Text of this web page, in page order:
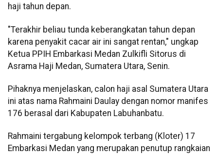
haji tahun depan.
"Terakhir beliau tunda keberangkatan tahun depan
karena penyakit cacar air ini sangat rentan," ungkap
Ketua PPIH Embarkasi Medan Zulkifli Sitorus di
Asrama Haji Medan, Sumatera Utara, Senin.
Pihaknya menjelaskan, calon haji asal Sumatera Utara
ini atas nama Rahmaini Daulay dengan nomor manifes
176 berasal dari Kabupaten Labuhanbatu.
Rahmaini tergabung kelompok terbang (Kloter) 17
Embarkasi Medan yang merupakan penutup rangkaian